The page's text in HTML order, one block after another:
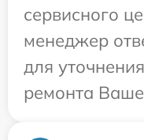
сервисного
менеджер
для
ремонта